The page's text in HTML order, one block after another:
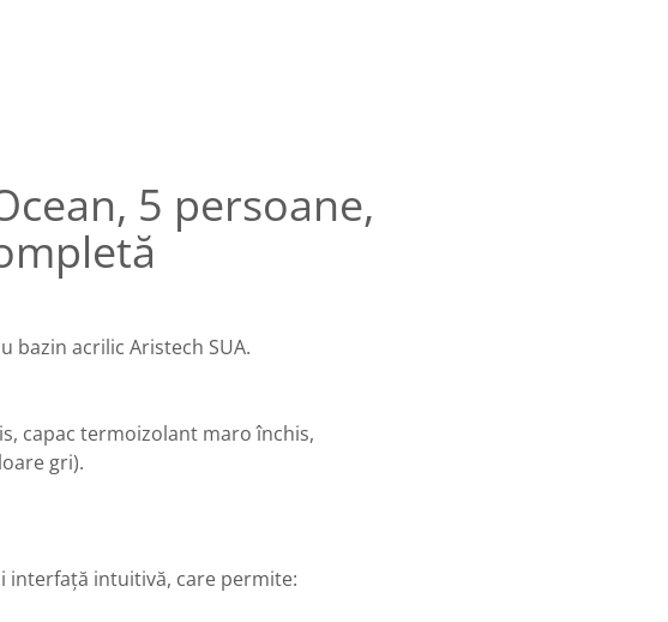
5 persoane,
bazin acrilic Aristech SUA.
capac termoizolant maro închis,
gri).
interfață intuitivă, care permite: